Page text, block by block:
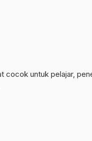
cocok untuk pelajar,